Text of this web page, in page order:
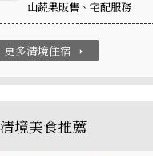
山蔬果販售、宅配服務
更多清境住宿 arrow_right
清境美食推薦